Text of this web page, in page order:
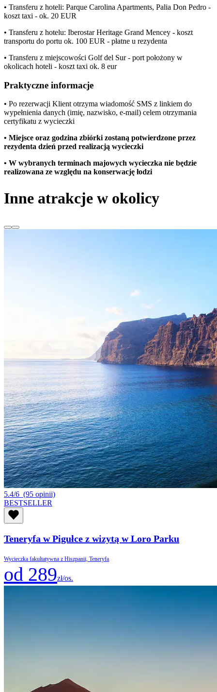
• Transferu z hoteli: Parque Carolina Apartments, Palia Don Pedro -
koszt taxi - ok. 20 EUR
• Transferu z hotelu: Iberostar Heritage Grand Mencey - koszt
transportu do portu ok. 100 EUR - płatne u rezydenta
• Transferu z miejscowości Golf del Sur - port położony w
okolicach hoteli - koszt taxi ok. 8 eur
Praktyczne informacje
• Po rezerwacji Klient otrzyma wiadomość SMS z linkiem do
wypełnienia danych (imię, nazwisko, e-mail) celem otrzymania
certyfikatu z wycieczki
• Miejsce oraz godzina zbiórki zostaną potwierdzone przez
rezydenta dzień przed realizacją wycieczki
• W wybranych terminach majowych wycieczka nie będzie
realizowana ze względu na konserwację łodzi
Inne atrakcje w okolicy
5.4/6 (95 opinii)
BESTSELLER
Teneryfa w Pigułce z wizytą w Loro Parku
Wycieczka fakultatywna z Hiszpanii, Teneryfa
od 289zł/os.